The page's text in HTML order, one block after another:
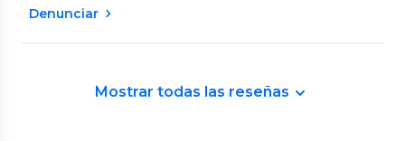
Denunciar
Mostrar todas las reseñas